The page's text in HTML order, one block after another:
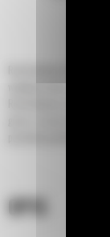
Rozdrabniacze Cat®
wydajnie łamać, ciąć i
Rozdrabniacze wtórne
gruzu, oczyszczania
poziomie gruntu po
OPIS